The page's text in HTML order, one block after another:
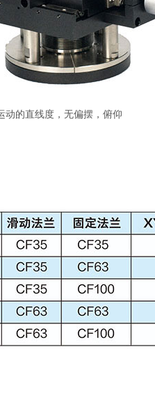
动的直线度，无偏摆，俯仰